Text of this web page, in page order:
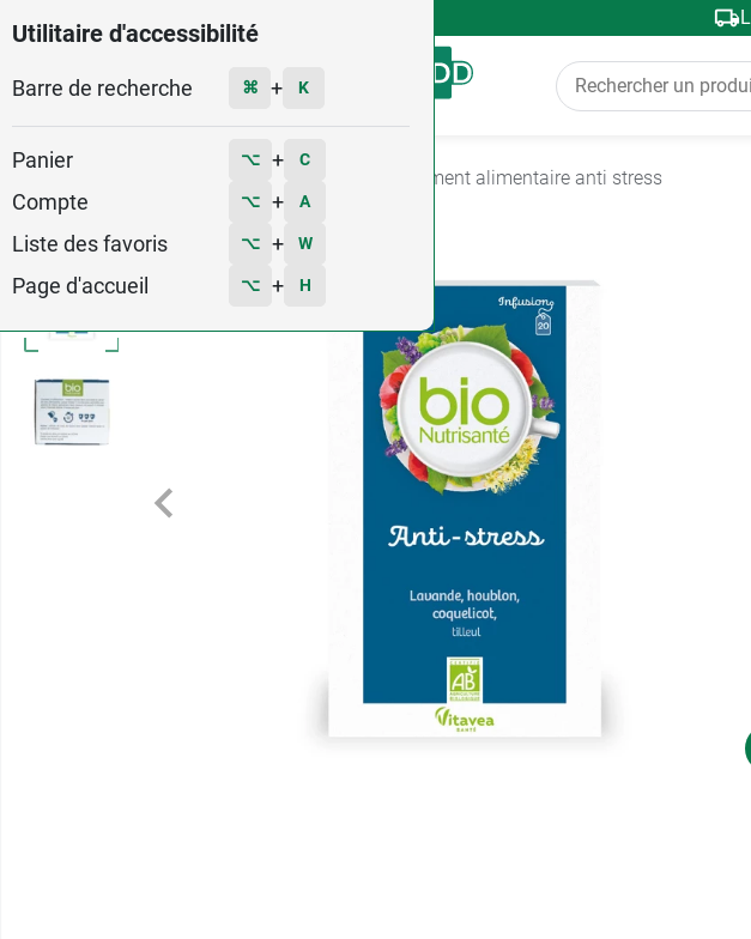
Utilitaire d'accessibilité
Barre de recherche ⌘ + K
Panier ⌥ + C
Compte ⌥ + A
Liste des favoris ⌥ + W
Page d'accueil ⌥ + H
Menu
Complément alimentaire anti stress